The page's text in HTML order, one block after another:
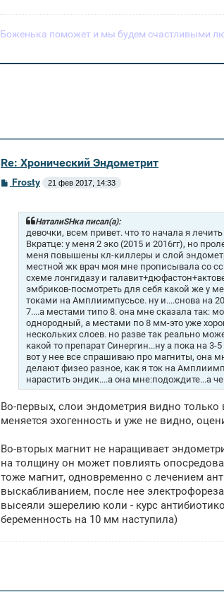
Боженька поможет и мы будем счастливыми
Re: Хронический Эндометрит
СFrosty 21 фев 2017, 14:33
НаталиSHка писал(а):
девочки, всем привет. что то начала я
Вкратце: у меня 2 эко (2015 и 2016гг), но
меня повышены кл-киллеры и слой
местной жк врач моя мне прописывала со
схеме лонгидазу и
эмбриков-посмотреть для себя какой же у
токами на Амплиимпусьсе. ну и....снова на
7....а местами типо 8. она мне сказала так:
однородный, а местами по 8 мм-это уже
нескольких слоев. но разве так реально
какой то препарат Синергин...ну а пока на
вот у нее все спрашиваю про магниты, она
делают физео разное, как я ток на
нарастить эндик....а она мне:подождите...а
Во-первых, слои эндометрия видно
меняется эхогенность и уже не видно,
Во-вторых магнит не наращивает
на толщину он может повлиять
тоже магнит, одновременно с лечением
выскабливанием, после нее
высеяли эшерелию коли - курс
беременность на 10 мм наступила)